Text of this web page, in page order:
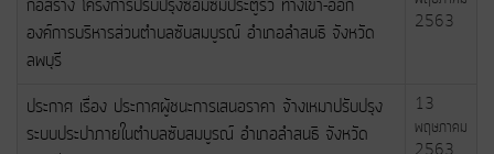
องค์การบริหารส่วนตำบลซับสมบูรณ์ อำเภอลำสนธิ จังหวัด
ลพบุรี
2563
ประกาศ เรื่อง ประกาศผู้ชนะการเสนอราคา จ้างเหมาปรับปรุง
ระบบประปาภายในตำบลซับสมบูรณ์ อำเภอลำสนธิ จังหวัด
13
พฤษภาคม